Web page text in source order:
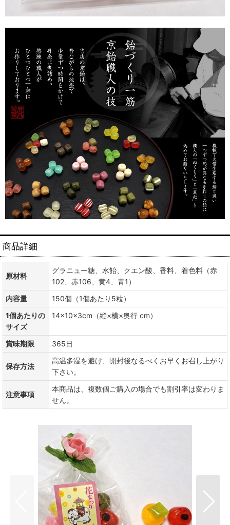
商品詳細
原材料
グラニュー糖、水飴、クエン酸、香料、着色料（赤
102、赤106、黄4、青1）
内容量
150個（1個あたり5粒）
1個あたりの
サイズ
14×10×3cm（縦×横×奥行 cm）
賞味期限 365日
保存方法
高温多湿を避け、開封後なるべくお早くお召し上がり
下さい。
注意事項
本商品は、複数個ご購入の場合でも割引率は変わりま
せん。